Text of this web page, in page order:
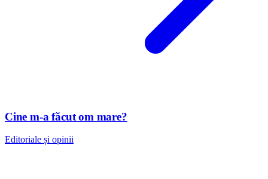
Cine m-a făcut om mare?
Editoriale și opinii